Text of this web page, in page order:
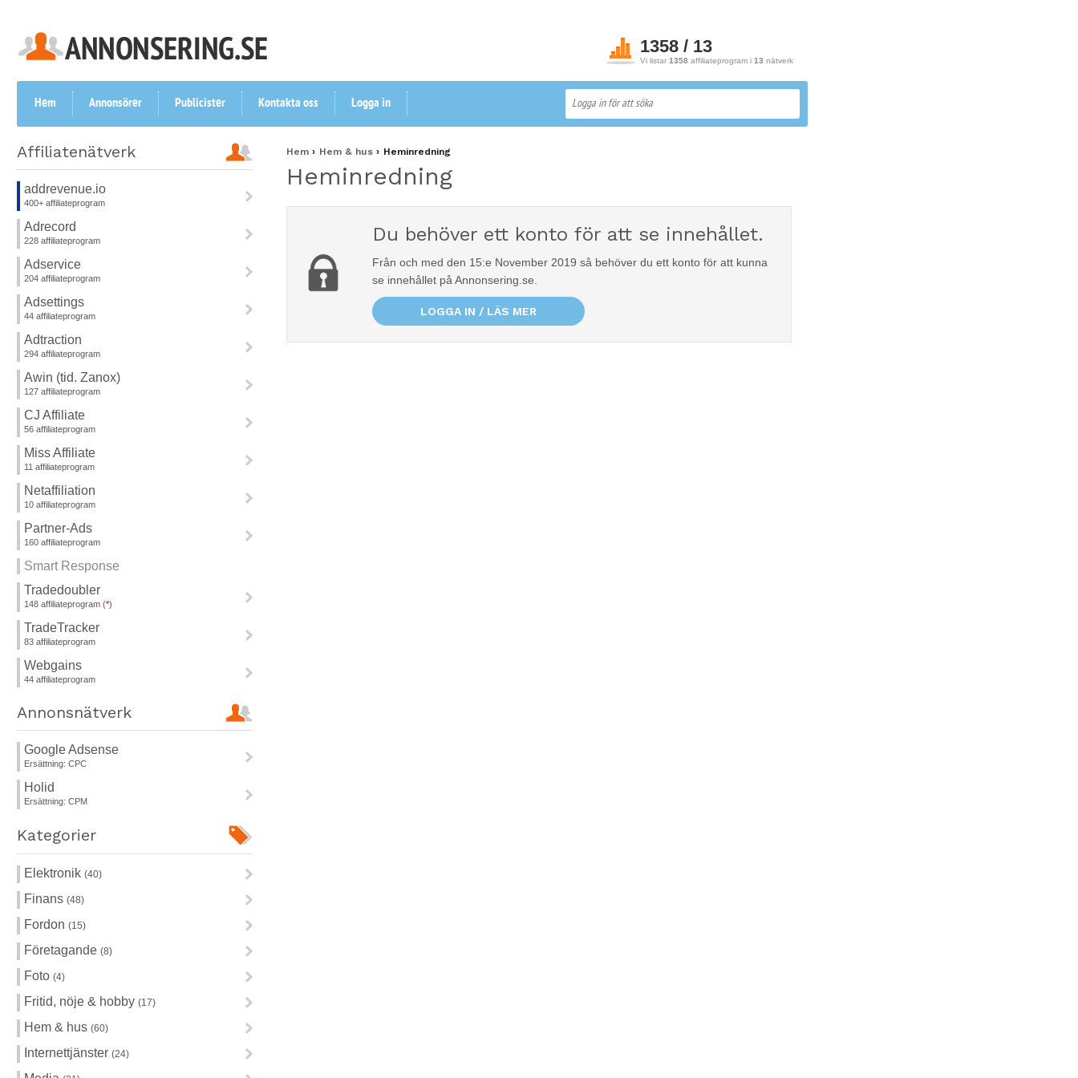
1358 / 13
Vi listar 1358 affiliateprogram i 13 nätverk
Hem Annonsörer Publicister Kontakta oss Logga in
Affiliatenätverk
addrevenue.io
400+ affiliateprogram
>
Adrecord
228 affiliateprogram
>
Adservice
204 affiliateprogram
>
Adsettings
44 affiliateprogram
>
Adtraction
294 affiliateprogram
>
Awin (tid. Zanox)
127 affiliateprogram
>
CJ Affiliate
56 affiliateprogram
>
Miss Affiliate
11 affiliateprogram
>
Netaffiliation
10 affiliateprogram
>
Partner-Ads
160 affiliateprogram
>
Smart Response
Tradedoubler
148 affiliateprogram (*)
>
TradeTracker
83 affiliateprogram
>
Webgains
44 affiliateprogram
>
Annonsnätverk
Google Adsense
Ersättning: CPC
>
Holid
Ersättning: CPM
>
Kategorier
Elektronik (40)
>
Finans (48)
>
Fordon (15)
>
Företagande (8)
>
Foto (4)
>
Fritid, nöje & hobby (17)
>
Hem & hus (60)
>
Internettjänster (24)
>
Hem Hem & hus Heminredning
Heminredning
Du behöver ett konto för att se innehållet.
Från och med den 15:e November 2019 så behöver du ett konto för att kunna
se innehållet på Annonsering.se.
LOGGA IN / LÄS MER